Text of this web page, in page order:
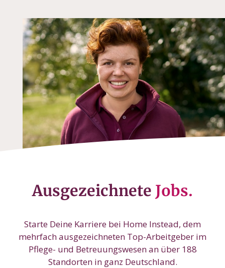
Ausgezeichnete Jobs.
Starte Deine Karriere bei Home Instead, dem
mehrfach ausgezeichneten Top-Arbeitgeber im
Pflege- und Betreuungswesen an über 188
Standorten in ganz Deutschland.